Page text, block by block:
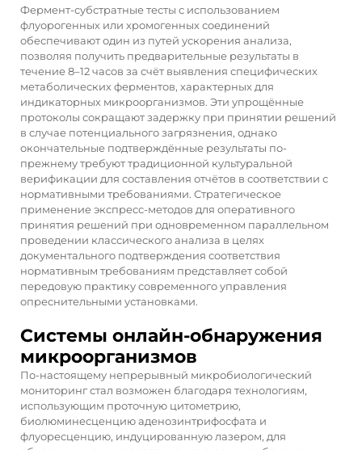
Фермент-субстратные тесты с использованием
флуорогенных или хромогенных соединений
обеспечивают один из путей ускорения анализа,
позволяя получить предварительные результаты в
течение 8–12 часов за счёт выявления специфических
метаболических ферментов, характерных для
индикаторных микроорганизмов. Эти упрощённые
протоколы сокращают задержку при принятии решений
в случае потенциального загрязнения, однако
окончательные подтверждённые результаты по-
прежнему требуют традиционной культуральной
верификации для составления отчётов в соответствии с
нормативными требованиями. Стратегическое
применение экспресс-методов для оперативного
принятия решений при одновременном параллельном
проведении классического анализа в целях
документального подтверждения соответствия
нормативным требованиям представляет собой
передовую практику современного управления
опреснительными установками.
Системы онлайн-обнаружения
микроорганизмов
По-настоящему непрерывный микробиологический
мониторинг стал возможен благодаря технологиям,
использующим проточную цитометрию,
биолюминесценцию аденозинтрифосфата и
флуоресценцию, индуцированную лазером, для